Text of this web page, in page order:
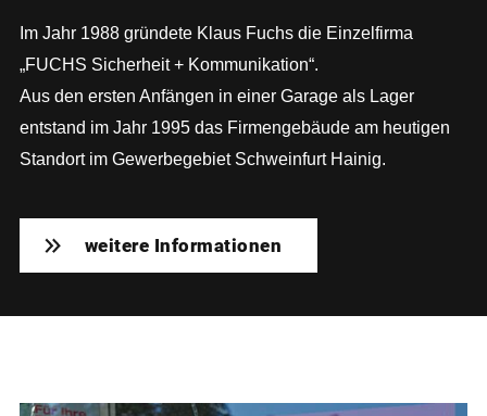
Im Jahr 1988 gründete Klaus Fuchs die Einzelfirma
„FUCHS Sicherheit + Kommunikation“.
Aus den ersten Anfängen in einer Garage als Lager
entstand im Jahr 1995 das Firmengebäude am heutigen
Standort im Gewerbegebiet Schweinfurt Hainig.
weitere Informationen